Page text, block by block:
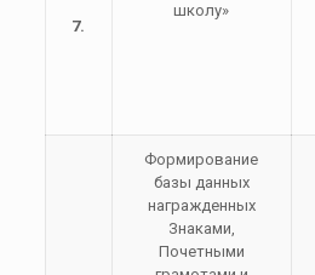
7.
школу»
Формирование
базы данных
награжденных
Знаками,
Почетными